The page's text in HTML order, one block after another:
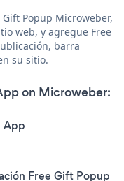
Popup Microweber,
web, y agregue Free
barra
su sitio.
on Microweber:
App
Free Gift Popup